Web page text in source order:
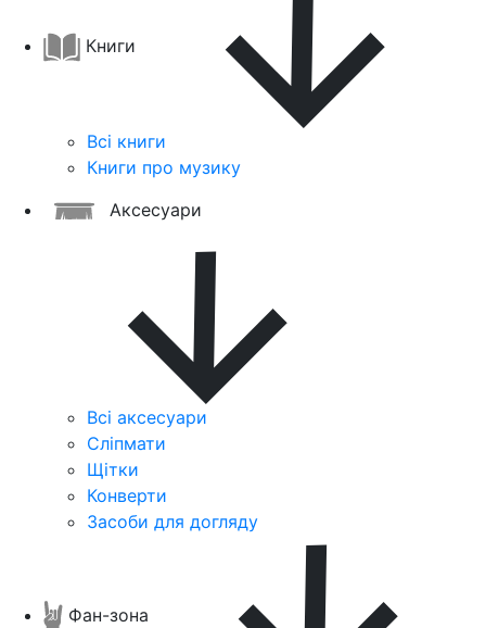
Книги
Всі книги
Книги про музику
Аксесуари
Всі аксесуари
Сліпмати
Щітки
Конверти
Засоби для догляду
Фан-зона